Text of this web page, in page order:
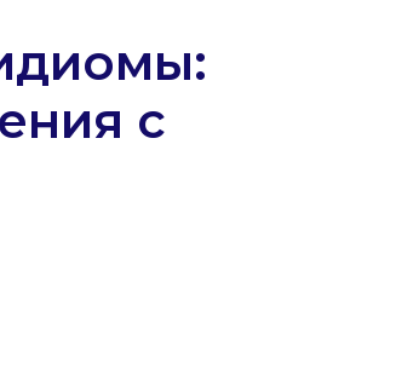
с